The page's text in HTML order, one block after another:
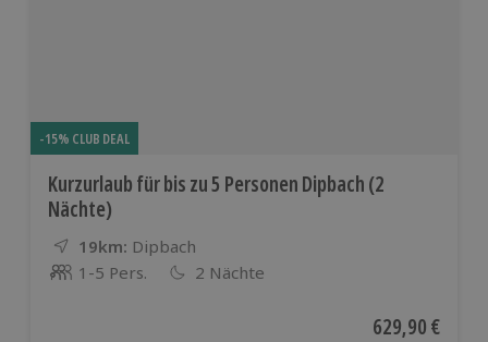
-15% CLUB DEAL
Kurzurlaub für bis zu 5 Personen Dipbach (2
Nächte)
19km: Entfernung
Standort
Dipbach
Anzahl der Teilnehmer
1-5 Pers. 2 Nächte
Aktueller Preis
629,90 €